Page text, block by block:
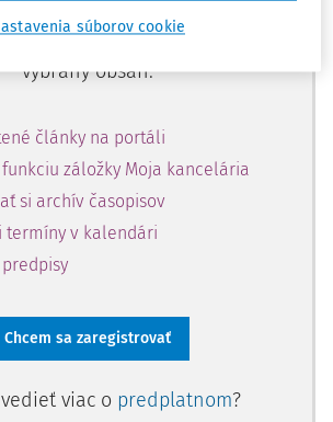
môžete využívať aj
vybraný obsah:
články na portáli
záložky Moja kancelária
si archív časopisov
termíny v kalendári
Chcem sa zaregistrovať
viac o predplatnom?
súborov cookie